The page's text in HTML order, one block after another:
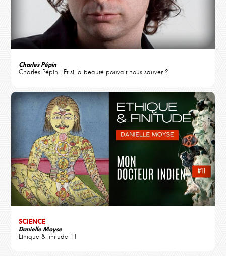
Charles Pépin
Charles Pépin : Et si la beauté pouvait nous sauver ?
SCIENCE
Danielle Moyse
Ethique & finitude 11